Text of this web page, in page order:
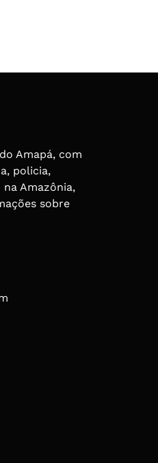
Amapá, com
policia,
Amazônia,
sobre